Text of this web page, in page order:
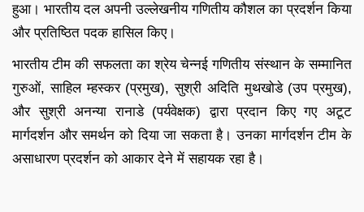
हुआ। भारतीय दल अपनी उल्लेखनीय गणितीय कौशल का प्रदर्शन किया
और प्रतिष्ठित पदक हासिल किए।
भारतीय टीम की सफलता का श्रेय चेन्नई गणितीय संस्थान के सम्मानित
गुरुओं, साहिल म्हस्कर (प्रमुख), सुश्री अदिति मुथखोडे (उप प्रमुख),
और सुश्री अनन्या रानाडे (पर्यवेक्षक) द्वारा प्रदान किए गए अटूट
मार्गदर्शन और समर्थन को दिया जा सकता है। उनका मार्गदर्शन टीम के
असाधारण प्रदर्शन को आकार देने में सहायक रहा है।